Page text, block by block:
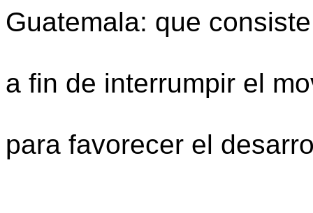
Guatemala: que
a fin de interrumpir el
para favorecer el